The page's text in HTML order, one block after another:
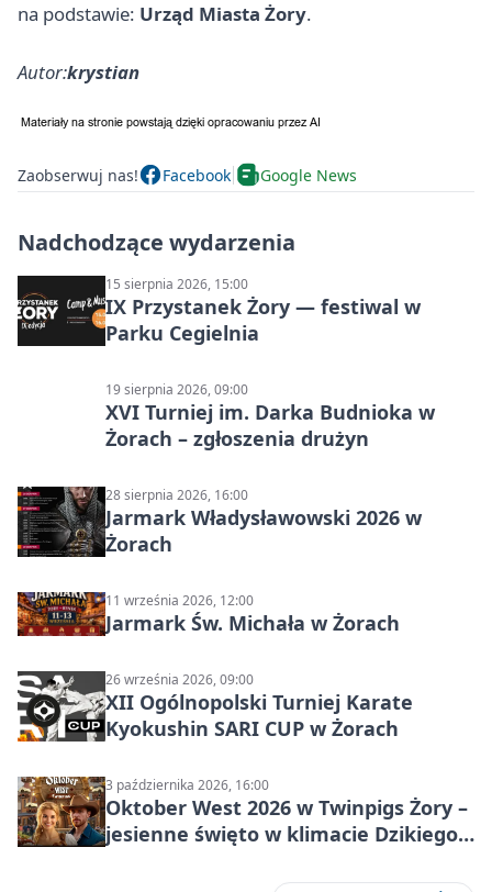
na podstawie: Urząd Miasta Żory.
Autor:krystian
Zaobserwuj nas! Facebook Google News
Nadchodzące wydarzenia
15 sierpnia 2026, 15:00
IX Przystanek Żory — festiwal w
Parku Cegielnia
19 sierpnia 2026, 09:00
XVI Turniej im. Darka Budnioka w
Żorach – zgłoszenia drużyn
28 sierpnia 2026, 16:00
Jarmark Władysławowski 2026 w
Żorach
11 września 2026, 12:00
Jarmark Św. Michała w Żorach
26 września 2026, 09:00
XII Ogólnopolski Turniej Karate
Kyokushin SARI CUP w Żorach
3 października 2026, 16:00
Oktober West 2026 w Twinpigs Żory –
jesienne święto w klimacie Dzikiego